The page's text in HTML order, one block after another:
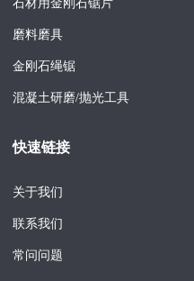
石材用金刚石锯片
磨料磨具
金刚石绳锯
混凝土研磨/抛光工具
快速链接
关于我们
联系我们
常问问题